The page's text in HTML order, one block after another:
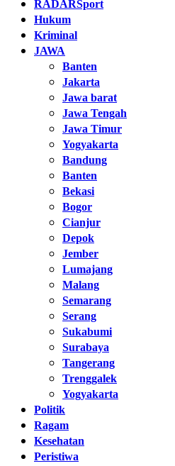
RADARSport
Hukum
Kriminal
JAWA
Banten
Jakarta
Jawa barat
Jawa Tengah
Jawa Timur
Yogyakarta
Bandung
Banten
Bekasi
Bogor
Cianjur
Depok
Jember
Lumajang
Malang
Semarang
Serang
Sukabumi
Surabaya
Tangerang
Trenggalek
Yogyakarta
Politik
Ragam
Kesehatan
Peristiwa